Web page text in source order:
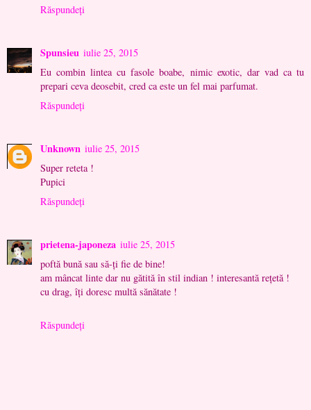
Răspundeți
Spunsieu iulie 25, 2015
Eu combin lintea cu fasole boabe, nimic exotic, dar vad ca tu
prepari ceva deosebit, cred ca este un fel mai parfumat.
Răspundeți
Unknown iulie 25, 2015
Super reteta !
Pupici
Răspundeți
prietena-japoneza iulie 25, 2015
poftă bună sau să-ţi fie de bine!
am mâncat linte dar nu gătită în stil indian ! interesantă reţetă !
cu drag, îţi doresc multă sănătate !
Răspundeți